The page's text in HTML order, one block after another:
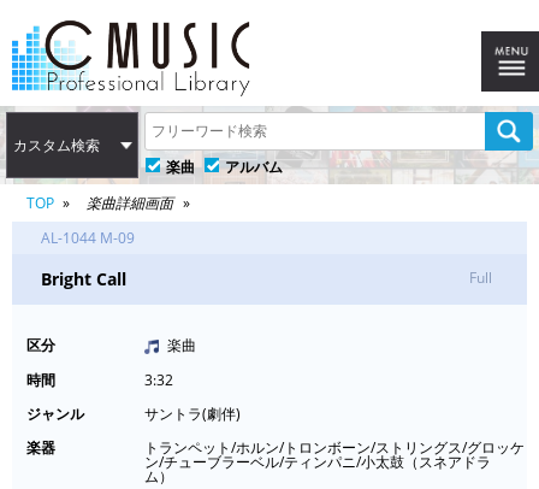
カスタム検索
楽曲
アルバム
TOP
楽曲詳細画面
AL-1044 M-09
Bright Call Full
区分
楽曲
時間
3:32
ジャンル
サントラ(劇伴)
楽器
トランペット/ホルン/トロンボーン/ストリングス/グロッケ
ン/チューブラーベル/ティンパニ/小太鼓（スネアドラ
ム）